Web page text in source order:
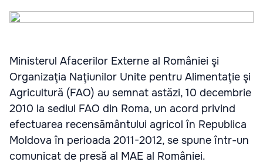
Ministerul Afacerilor Externe al României şi
Organizaţia Naţiunilor Unite pentru Alimentaţie şi
Agricultură (FAO) au semnat astăzi, 10 decembrie
2010 la sediul FAO din Roma, un acord privind
efectuarea recensământului agricol în Republica
Moldova în perioada 2011-2012, se spune într-un
comunicat de presă al MAE al României.